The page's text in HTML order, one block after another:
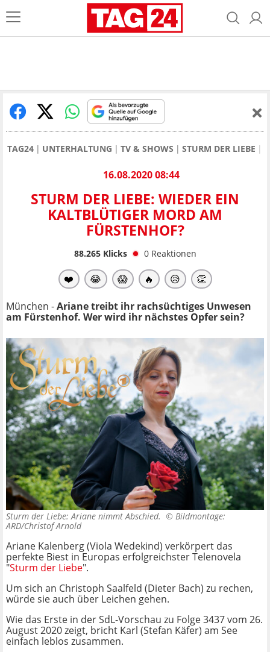
TAG24 UNTERHALTUNG TV & SHOWS STURM DER LIEBE
16.08.2020 08:44
STURM DER LIEBE: WIEDER EIN
KALTBLÜTIGER MORD AM
FÜRSTENHOF?
88.265Klicks 0 Reaktionen
❤️ 😂 😱 🔥 😥 👏
München -Ariane treibt ihr rachsüchtiges Unwesen
am Fürstenhof. Wer wird ihr nächstes Opfer sein?
Sturm der Liebe: Ariane nimmt Abschied. © Bildmontage:
ARD/Christof Arnold
Ariane Kalenberg (Viola Wedekind) verkörpert das
perfekte Biest in Europas erfolgreichster Telenovela
"Sturm der Liebe".
Um sich an Christoph Saalfeld (Dieter Bach) zu rechen,
würde sie auch über Leichen gehen.
Wie das Erste in der SdL-Vorschau zu Folge 3437 vom 26.
August 2020 zeigt, bricht Karl (Stefan Käfer) am See
einfach leblos zusammen.